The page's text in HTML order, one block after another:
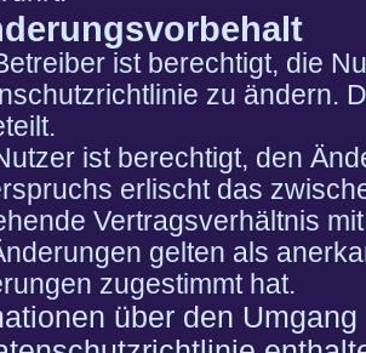
ist berechtigt, die
zu ändern.
ist berechtigt, den
erlischt das
Vertragsverhältnis
gelten als
zugestimmt hat.
über den